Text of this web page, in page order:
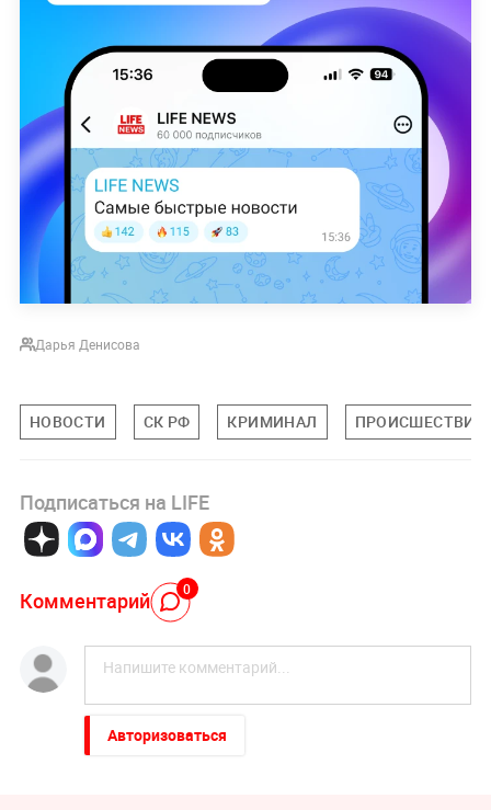
Дарья Денисова
НОВОСТИ СК РФ КРИМИНАЛ ПРОИСШЕСТВИЯ
Подписаться на LIFE
Комментарий 0
Авторизоваться